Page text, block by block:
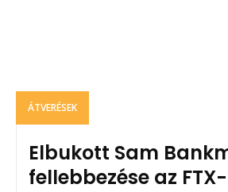
ÁTVERÉSEK
Elbukott Sam
fellebbezése az